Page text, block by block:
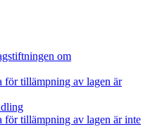
om
för tillämpning av lagen är
för tillämpning av lagen är inte